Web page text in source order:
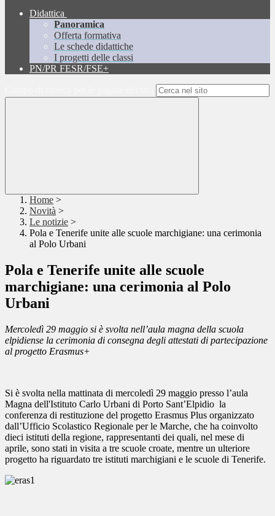
Didattica
Panoramica
Offerta formativa
Le schede didattiche
I progetti delle classi
PN/PR FESR/FSE+
Home >
Novità >
Le notizie >
Pola e Tenerife unite alle scuole marchigiane: una cerimonia
al Polo Urbani
Pola e Tenerife unite alle scuole
marchigiane: una cerimonia al Polo
Urbani
Mercoledì 29 maggio si è svolta nell’aula magna della scuola
elpidiense la cerimonia di consegna degli attestati di partecipazione
al progetto Erasmus+
Si è svolta nella mattinata di mercoledì 29 maggio presso l’aula
Magna dell'Istituto Carlo Urbani di Porto Sant’Elpidio la
conferenza di restituzione del progetto Erasmus Plus organizzato
dall’Ufficio Scolastico Regionale per le Marche, che ha coinvolto
dieci istituti della regione, rappresentanti dei quali, nel mese di
aprile, sono stati in visita a tre scuole croate, mentre un ulteriore
progetto ha riguardato tre istituti marchigiani e le scuole di Tenerife.